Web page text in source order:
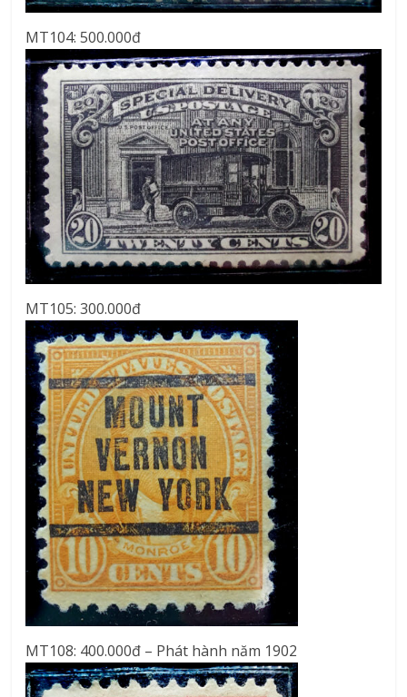
MT104: 500.000đ
MT105: 300.000đ
MT108: 400.000đ – Phát hành năm 1902